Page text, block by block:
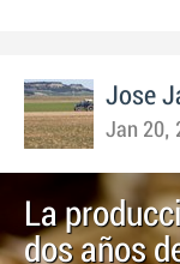
Jose
Jan 20,
La
dos años